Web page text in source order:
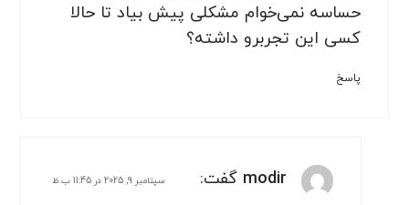
حساسه نمی‌خوام مشکلی پیش بیاد تا حالا
کسی این تجربرو داشته؟
پاسخ
modir گفت: سپتامبر 9, 2025 در 11:45 ب.ظ